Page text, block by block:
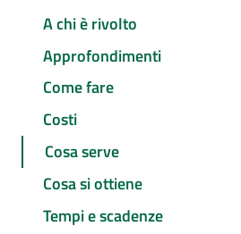
A chi è rivolto
Approfondimenti
Come fare
Costi
Cosa serve
Cosa si ottiene
Tempi e scadenze